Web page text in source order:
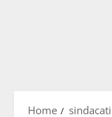
Home sindacati